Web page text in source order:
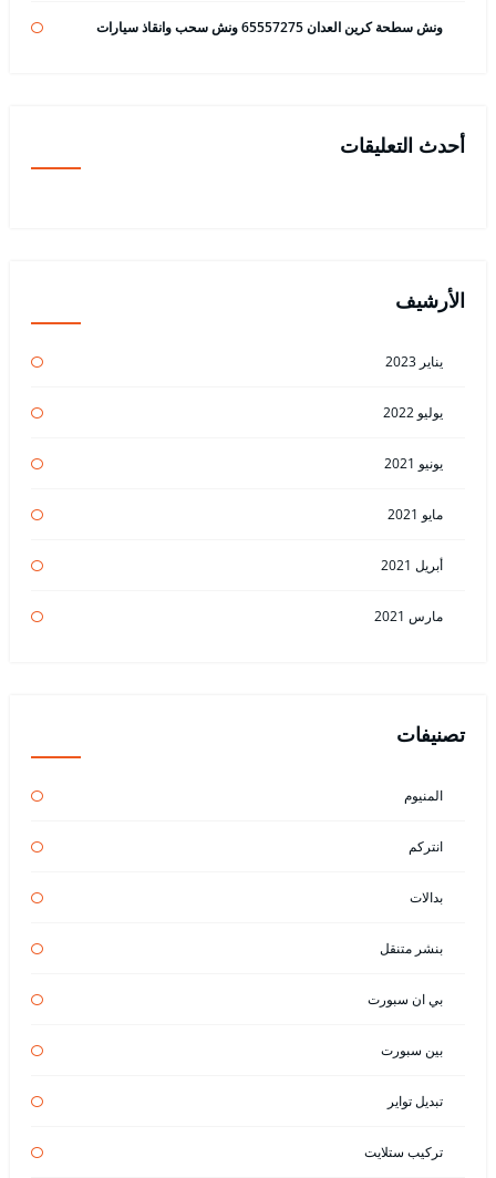
ونش سطحة كرين العدان 65557275 ونش سحب وانقاذ سيارات
أحدث التعليقات
الأرشيف
يناير 2023
يوليو 2022
يونيو 2021
مايو 2021
أبريل 2021
مارس 2021
تصنيفات
المنيوم
انتركم
بدالات
بنشر متنقل
بي ان سبورت
بين سبورت
تبديل تواير
تركيب ستلايت